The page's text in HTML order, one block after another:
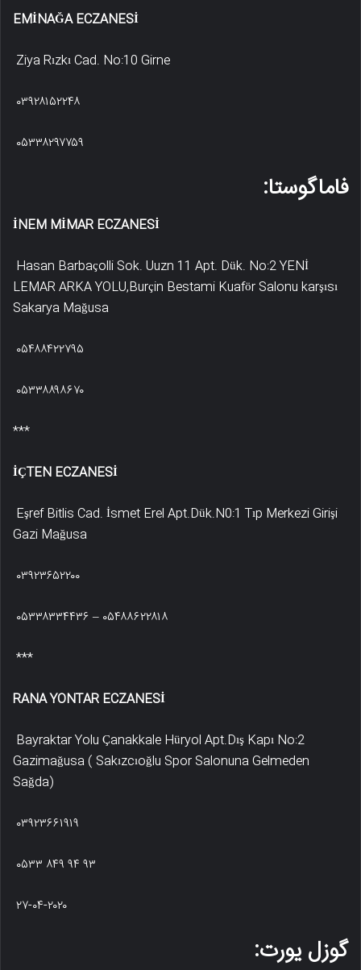
EMİNAĞA ECZANESİ
Ziya Rızkı Cad. No:10 Girne
۰۳۹۲۸۱۵۲۲۴۸
۰۵۳۳۸۲۹۷۷۵۹
فاماگوستا:
İNEM MİMAR ECZANESİ
Hasan Barbaçolli Sok. Uuzn 11 Apt. Dük. No:2 YENİ
LEMAR ARKA YOLU,Burçin Bestami Kuaför Salonu karşısı
Sakarya Mağusa
۰۵۴۸۸۴۲۲۷۹۵
۰۵۳۳۸۸۹۸۶۷۰
***
İÇTEN ECZANESİ
Eşref Bitlis Cad. İsmet Erel Apt.Dük.N0:1 Tıp Merkezi Girişi
Gazi Mağusa
۰۳۹۲۳۶۵۲۲۰۰
۰۵۳۳۸۳۳۴۴۳۶ – ۰۵۴۸۸۶۲۲۸۱۸
***
RANA YONTAR ECZANESİ
Bayraktar Yolu Çanakkale Hüryol Apt.Dış Kapı No:2
Gazimağusa ( Sakızcıoğlu Spor Salonuna Gelmeden
Sağda)
۰۳۹۲۳۶۶۱۹۱۹
۰۵۳۳ ۸۴۹ ۹۴ ۹۳
۲۷-۰۴-۲۰۲۰
گوزل یورت: